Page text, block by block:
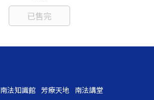
已售完
南法知識館 芳療天地 南法講堂